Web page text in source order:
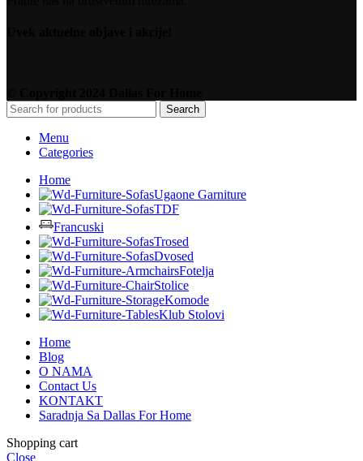
Search
Menu
Categories
Home
Ugaone Garniture
TDF
Francuski
Trosed
Dvosed
Fotelja
Stolice
Komode
Klub Stolovi
Home
Blog
O NAMA
Contact Us
KONTAKT
Saradnja Sa Dallas For Home
Shopping cart
Close